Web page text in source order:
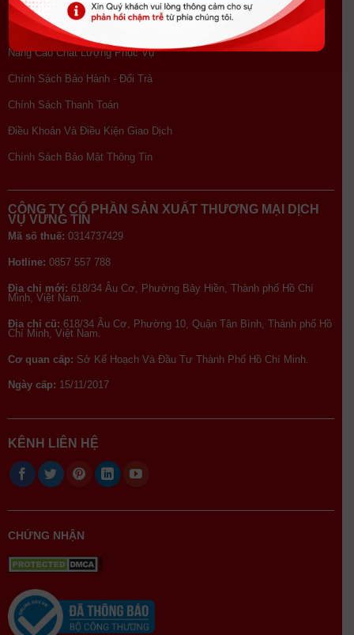
CHÍNH SÁCH
Chính Sách Giao Hàng
Nâng Cao Chất Lượng Phục Vụ
Chính Sách Bảo Hành - Đổi Trả
Chính Sách Thanh Toán
Điều Khoản Và Điều Kiện Giao Dịch
Chính Sách Bảo Mật Thông Tin
CÔNG TY CỔ PHẦN SẢN XUẤT THƯƠNG MẠI DỊCH
VỤ VỮNG TÍN
Mã số thuế: 0314737429
Hotline: 0857 557 788
Địa chỉ mới: 618/34 Âu Cơ, Phường Bảy Hiền, Thành phố Hồ Chí
Minh, Việt Nam.
Địa chỉ cũ: 618/34 Âu Cơ, Phường 10, Quận Tân Bình, Thành phố Hồ
Chí Minh, Việt Nam.
Cơ quan cấp: Sở Kế Hoạch Và Đầu Tư Thành Phố Hồ Chí Minh.
Ngày cấp: 15/11/2017
KÊNH LIÊN HỆ
CHỨNG NHẬN